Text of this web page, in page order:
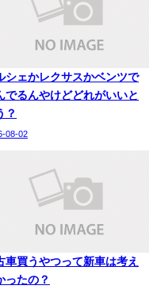
シェかレクサスかベンツで
でるんやけどどれがいいと
？
08-02
車買うやつって新車は考え
ったの？